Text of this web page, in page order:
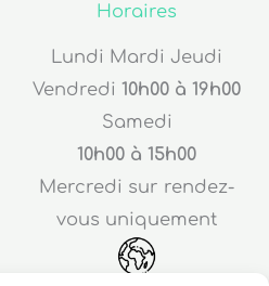
Horaires
Lundi Mardi Jeudi
Vendredi 10h00 à 19h00
Samedi
10h00 à 15h00
Mercredi sur rendez-
vous uniquement